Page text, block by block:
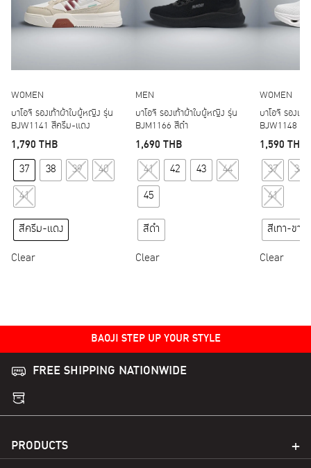
WOMEN
บาโอจิ รองเท้าผ้าใบผู้หญิง รุ่น
BJW1141 สีครีม-แดง
1,790 THB
This product has multiple variants. The options may
37 38 39
40
41
สีครีม-แดง
Clear
MEN
บาโอจิ รองเท้าผ้าใบผู้หญิง รุ่น
BJM1166 สีดำ
1,690THB
This product has
41 42 43
44
45
สีดำ
Clear
WOMEN
บาโอจิ รองเ
BJW1148 สีเ
1,590THB
37
38
41
สีเทา-ขาว
Clear
BAOJI STEP UP YOUR STYLE
FREE SHIPPING NATIONWIDE
PRODUCTS